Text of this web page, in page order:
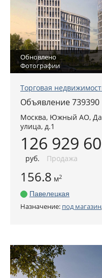
Обновлено
Фотографии
Торговая
Объявление 739390
Москва, Южный АО,
улица, д.1
126 929
руб. Продажа
156.8 м2
Павелецкая
Назначение: под магазин